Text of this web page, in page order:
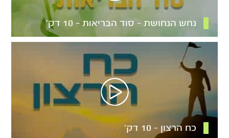
נחש הנחושת – סוד הבריאות – 10 דק’
כח הרצון – 10 דק’